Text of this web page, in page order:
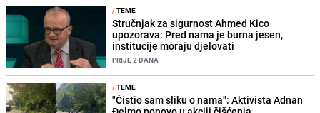
/TEME
Stručnjak za sigurnost Ahmed Kico
upozorava: Pred nama je burna jesen,
institucije moraju djelovati
PRIJE 2 DANA
/TEME
"Čistio sam sliku o nama": Aktivista Adnan